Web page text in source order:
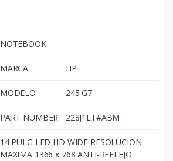
NOTEBOOK
MARCA HP
MODELO 245 G7
PART NUMBER 228J1LT#ABM
14 PULG LED HD WIDE RESOLUCION
MAXIMA 1366 x 768 ANTI-REFLEJO